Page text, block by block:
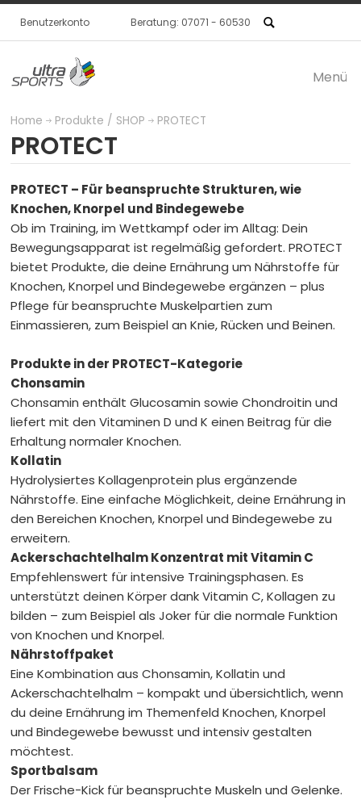
Benutzerkonto Beratung: 07071 - 60530
Menü
Produkte / SHOP
Basisernährung
PROTECT Für die
Unterstützung des Bindegewebes
PERFORMFür eine Top-
Versorgung in Training und Wettkampf
RECOVERFür die Zeit nach
der Belastung
Bücher Bücher von Dr. Feil u. a.
Dr. Feil Produkte Für eine gesundheitsbewusste
Ernährung
Pakete/TestpaketeTeste günstig unsere Produkte
Sonstiges Artikel mit ultraSPORTS-Aufdruck
Home Produkte / SHOP PROTECT
PROTECT
PROTECT – Für beanspruchte Strukturen, wie
Knochen, Knorpel und Bindegewebe
Ob im Training, im Wettkampf oder im Alltag: Dein
Bewegungsapparat ist regelmäßig gefordert. PROTECT
bietet Produkte, die deine Ernährung um Nährstoffe für
Knochen, Knorpel und Bindegewebe ergänzen – plus
Pflege für beanspruchte Muskelpartien zum
Einmassieren, zum Beispiel an Knie, Rücken und Beinen.
Produkte in der PROTECT-Kategorie
Chonsamin
Chonsamin enthält Glucosamin sowie Chondroitin und
liefert mit den Vitaminen D und K einen Beitrag für die
Erhaltung normaler Knochen.
Kollatin
Hydrolysiertes Kollagenprotein plus ergänzende
Nährstoffe. Eine einfache Möglichkeit, deine Ernährung in
den Bereichen Knochen, Knorpel und Bindegewebe zu
erweitern.
Ackerschachtelhalm Konzentrat mit Vitamin C
Empfehlenswert für intensive Trainingsphasen. Es
unterstützt deinen Körper dank Vitamin C, Kollagen zu
bilden – zum Beispiel als Joker für die normale Funktion
von Knochen und Knorpel.
Nährstoffpaket
Eine Kombination aus Chonsamin, Kollatin und
Ackerschachtelhalm – kompakt und übersichtlich, wenn
du deine Ernährung im Themenfeld Knochen, Knorpel
und Bindegewebe bewusst und intensiv gestalten
möchtest.
Sportbalsam
Der Frische-Kick für beanspruchte Muskeln und Gelenke.